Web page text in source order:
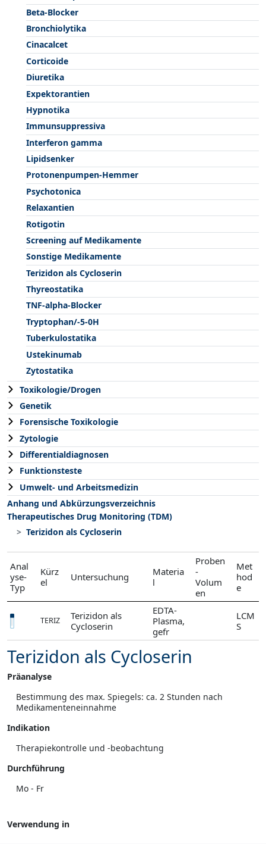
Beta-Blocker
Bronchiolytika
Cinacalcet
Corticoide
Diuretika
Expektorantien
Hypnotika
Immunsuppressiva
Interferon gamma
Lipidsenker
Protonenpumpen-Hemmer
Psychotonica
Relaxantien
Rotigotin
Screening auf Medikamente
Sonstige Medikamente
Terizidon als Cycloserin
Thyreostatika
TNF-alpha-Blocker
Tryptophan/-5-0H
Tuberkulostatika
Ustekinumab
Zytostatika
Toxikologie/Drogen
Genetik
Forensische Toxikologie
Zytologie
Differentialdiagnosen
Funktionsteste
Umwelt- und Arbeitsmedizin
Anhang und Abkürzungsverzeichnis
Therapeutisches Drug Monitoring (TDM)
Terizidon als Cycloserin
Anal
yse-
Typ
Kürz
el
Untersuchung
Materia
l
Proben
-
Volum
en
Met
hod
e
TERIZ
Terizidon als
Cycloserin
EDTA-
Plasma,
gefr
LCM
S
Terizidon als Cycloserin
Präanalyse
Bestimmung des max. Spiegels: ca. 2 Stunden nach
Medikamenteneinnahme
Indikation
Therapiekontrolle und -beobachtung
Durchführung
Mo - Fr
Verwendung in